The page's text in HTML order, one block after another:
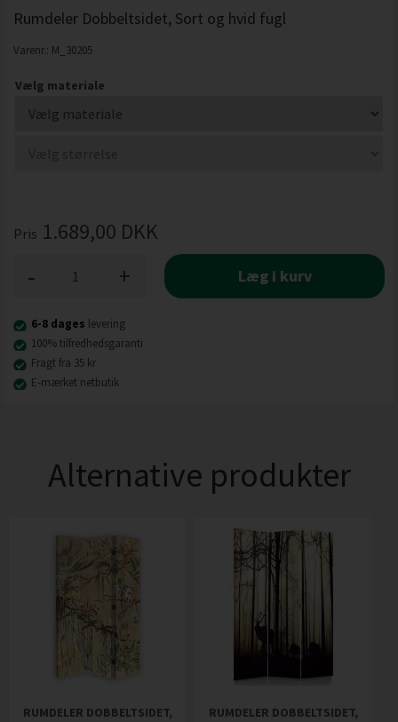
Rumdeler Dobbeltsidet, Sort og hvid fugl
Varenr.: M_30205
Vælg materiale
Pris 1.689,00 DKK
+
- Læg i kurv
6-8 dages levering
100% tilfredhedsgaranti
Fragt fra 35 kr
E-mærket netbutik
Alternative produkter
RUMDELER DOBBELTSIDET,
RUMDELER DOBBELTSIDET,